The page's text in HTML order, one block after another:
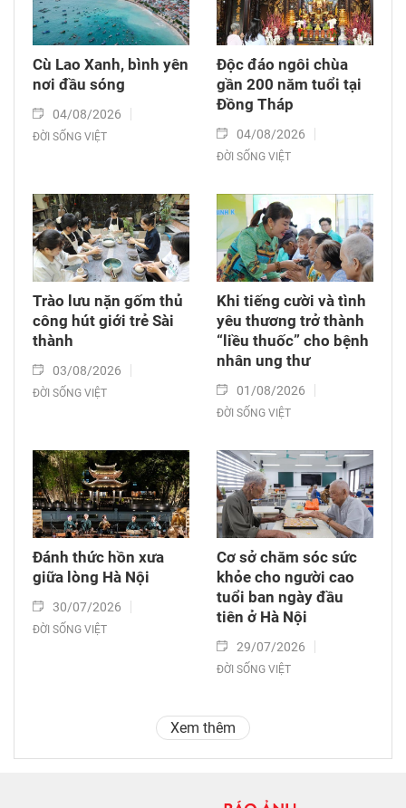
Cù Lao Xanh, bình yên
nơi đầu sóng
04/08/2026
ĐỜI SỐNG VIỆT
Độc đáo ngôi chùa
gần 200 năm tuổi tại
Đồng Tháp
04/08/2026
ĐỜI SỐNG VIỆT
Trào lưu nặn gốm thủ
công hút giới trẻ Sài
thành
03/08/2026
ĐỜI SỐNG VIỆT
Khi tiếng cười và tình
yêu thương trở thành
“liều thuốc” cho bệnh
nhân ung thư
01/08/2026
ĐỜI SỐNG VIỆT
Đánh thức hồn xưa
giữa lòng Hà Nội
30/07/2026
ĐỜI SỐNG VIỆT
Cơ sở chăm sóc sức
khỏe cho người cao
tuổi ban ngày đầu
tiên ở Hà Nội
29/07/2026
ĐỜI SỐNG VIỆT
Xem thêm